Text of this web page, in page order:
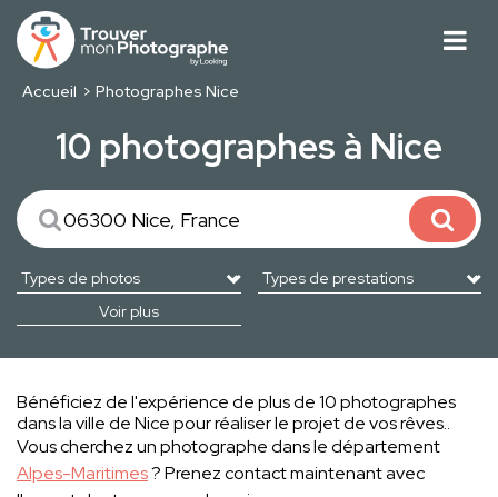
Accueil Photographes Nice
10 photographes à Nice
Voir plus
Bénéficiez de l'expérience de plus de 10 photographes
dans la ville de Nice pour réaliser le projet de vos rêves..
Vous cherchez un photographe dans le département
Alpes-Maritimes? Prenez contact maintenant avec